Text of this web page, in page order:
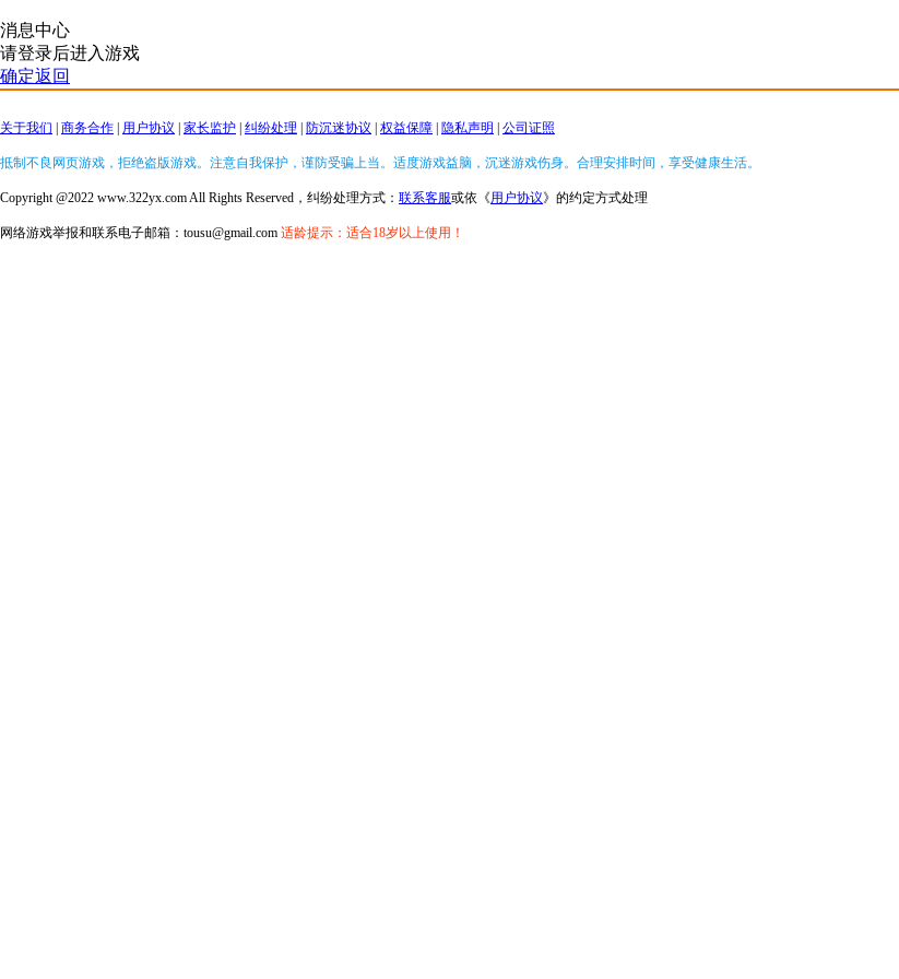
消息中心
请登录后进入游戏
确定返回
关于我们 商务合作 用户协议 家长监护 纠纷处理 防沉迷协议 权益保障 隐私声明 公司证照
抵制不良网页游戏，拒绝盗版游戏。注意自我保护，谨防受骗上当。适度游戏益脑，沉迷游戏伤身。合理安排时间，享受健康生活。
Copyright @2022 www.322yx.com All Rights Reserved，纠纷处理方式： 联系客服或依《用户协议》的约定方式处理
网络游戏举报和联系电子邮箱：tousu@gmail.com 适龄提示：适合18岁以上使用！